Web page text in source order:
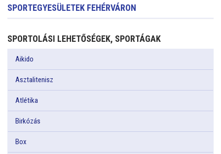
SPORTEGYESÜLETEK FEHÉRVÁRON
SPORTOLÁSI LEHETŐSÉGEK, SPORTÁGAK
Aikido
Asztalitenisz
Atlétika
Birkózás
Box